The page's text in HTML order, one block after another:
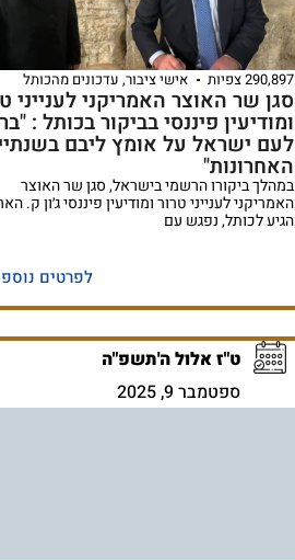
290,897 צפיות אישי ציבור, עדכונים מהכותל
סגן שר האוצר האמריקני לענייני
ומודיעין פיננסי בביקור בכותל :
לעם ישראל על אומץ ליבם
האחרונות"
במהלך ביקורו הרשמי בישראל, סגן שר האוצר
האמריקני לענייני טרור ומודיעין פיננסי ג׳ון ק.
הגיע לכותל, נפגש עם
לפרטים
ט"ז אלול ה'תשפ"ה
ספטמבר 9, 2025